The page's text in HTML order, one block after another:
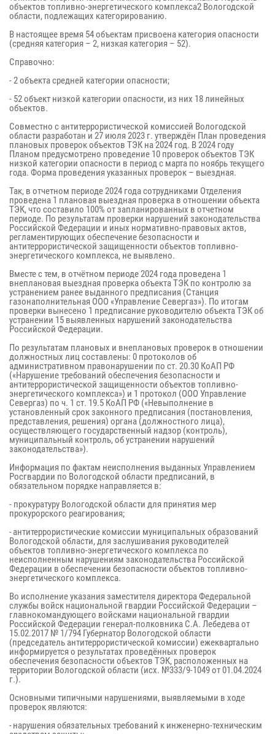
объектов топливно-энергетического комплекса2 Вологодской
области, подлежащих категорированию.
В настоящее время 54 объектам присвоена категория опасности
(средняя категория – 2, низкая категория – 52).
Справочно:
- 2 объекта средней категории опасности;
- 52 объект низкой категории опасности, из них 18 линейных
объектов.
Совместно с антитеррористической комиссией Вологодской
области разработан и 27 июля 2023 г. утверждён План проведения
плановых проверок объектов ТЭК на 2024 год. В 2024 году
Планом предусмотрено проведение 10 проверок объектов ТЭК
низкой категории опасности в период с марта по ноябрь текущего
года. Форма проведения указанных проверок – выездная.
Так, в отчетном периоде 2024 года сотрудниками Отделения
проведена 1 плановая выездная проверка в отношении объекта
ТЭК, что составило 100% от запланированных в отчетном
периоде. По результатам проверки нарушений законодательства
Российской Федерации и иных нормативно-правовых актов,
регламентирующих обеспечение безопасности и
антитеррористической защищенности объектов топливно-
энергетического комплекса, не выявлено.
Вместе с тем, в отчётном периоде 2024 года проведена 1
внеплановая выездная проверка объекта ТЭК по контролю за
устранением ранее выданного предписания (Станция
газонаполнительная ООО «Управление Севергаз»). По итогам
проверки вынесено 1 предписание руководителю объекта ТЭК об
устранении 15 выявленных нарушений законодательства
Российской Федерации.
По результатам плановых и внеплановых проверок в отношении
должностных лиц составлены: 0 протоколов об
административном правонарушении по ст. 20.30 КоАП РФ
(«Нарушение требований обеспечения безопасности и
антитеррористической защищенности объектов топливно-
энергетического комплекса») и 1 протокол (ООО Управление
Севергаз) по ч. 1 ст. 19.5 КоАП РФ («Невыполнение в
установленный срок законного предписания (постановления,
представления, решения) органа (должностного лица),
осуществляющего государственный надзор (контроль),
муниципальный контроль, об устранении нарушений
законодательства»).
Информация по фактам неисполнения выданных Управлением
Росгвардии по Вологодской области предписаний, в
обязательном порядке направляется в:
- прокуратуру Вологодской области для принятия мер
прокурорского реагирования;
- антитеррористические комиссии муниципальных образований
Вологодской области, для заслушивания руководителей
объектов топливно-энергетического комплекса по
неисполненным нарушениям законодательства Российской
Федерации в обеспечении безопасности объектов топливно-
энергетического комплекса.
Во исполнение указания заместителя директора Федеральной
службы войск национальной гвардии Российской Федерации –
главнокомандующего войсками национальной гвардии
Российской Федерации генерал-полковника С.А. Лебедева от
15.02.2017 № 1/794 Губернатор Вологодской области
(председатель антитеррористической комиссии) ежеквартально
информируется о результатах проведённых проверок
обеспечения безопасности объектов ТЭК, расположенных на
территории Вологодской области (исх. №333/9-1049 от 01.04.2024
г.).
Основными типичными нарушениями, выявляемыми в ходе
проверок являются:
- нарушения обязательных требований к инженерно-техническим